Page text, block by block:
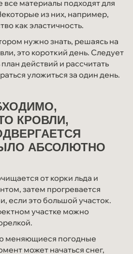
все материалы подходят для
из них, например,
как эластичность.
нужно знать, решаясь на
это короткий день. Следует
действий и рассчитать
уложиться за один день.
КРОВЛИ,
АБСОЛЮТНО
от корки льда и
затем прогревается
если это большой участок.
участке можно
меняющиеся погодные
может начаться снег,